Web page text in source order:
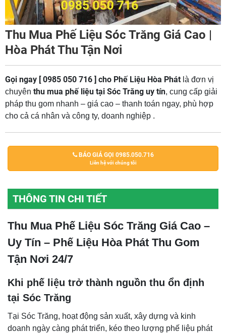
Thu Mua Phế Liệu Sóc Trăng Giá Cao |
Hòa Phát Thu Tận Nơi
Gọi ngay [ 0985 050 716 ] cho Phế Liệu Hòa Phát là đơn vị
chuyên thu mua phế liệu tại Sóc Trăng uy tín, cung cấp giải
pháp thu gom nhanh – giá cao – thanh toán ngay, phù hợp
cho cả cá nhân và công ty, doanh nghiệp .
BÁO GIÁ GỌI 0985.050.716
Liên hệ với chúng tôi
THÔNG TIN CHI TIẾT
Thu Mua Phế Liệu Sóc Trăng Giá Cao –
Uy Tín – Phế Liệu Hòa Phát Thu Gom
Tận Nơi 24/7
Khi phế liệu trở thành nguồn thu ổn định
tại Sóc Trăng
Tại Sóc Trăng, hoạt động sản xuất, xây dựng và kinh
doanh ngày càng phát triển, kéo theo lượng phế liệu phát